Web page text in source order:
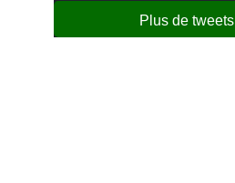
Plus de tweets